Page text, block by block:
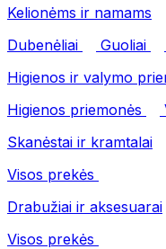
Kelionėms ir namams
Dubenėliai
Guoliai
Higienos ir valymo
Higienos priemonės
Skanėstai ir kramtalai
Visos prekės
Drabužiai ir aksesuarai
Visos prekės